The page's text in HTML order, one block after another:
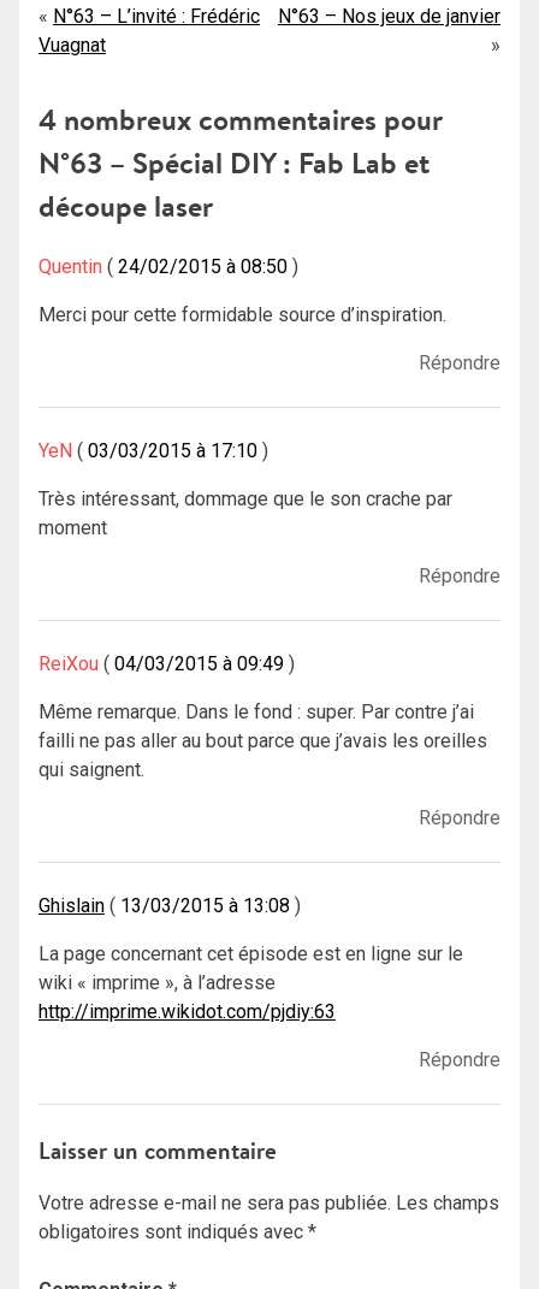
Navigation
de
l’article
N°63 – L’invité : Frédéric
Vuagnat
N°63 – Nos jeux de janvier
4 nombreux commentaires pour
N°63 – Spécial DIY : Fab Lab et
découpe laser
Quentin 24/02/2015 à 08:50
Merci pour cette formidable source d’inspiration.
Répondre
YeN 03/03/2015 à 17:10
Très intéressant, dommage que le son crache par
moment
Répondre
ReiXou 04/03/2015 à 09:49
Même remarque. Dans le fond : super. Par contre j’ai
failli ne pas aller au bout parce que j’avais les oreilles
qui saignent.
Répondre
Ghislain 13/03/2015 à 13:08
La page concernant cet épisode est en ligne sur le
wiki « imprime », à l’adresse
http://imprime.wikidot.com/pjdiy:63
Répondre
Laisser un commentaire
Votre adresse e-mail ne sera pas publiée. Les champs
obligatoires sont indiqués avec *